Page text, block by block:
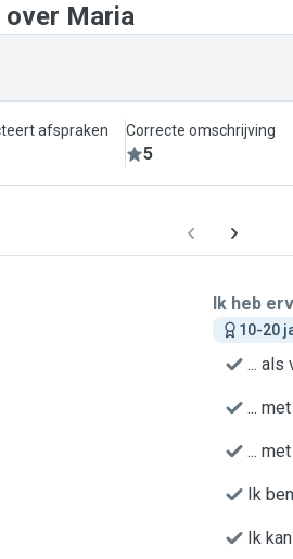
over Maria
afspraken Correcte omschrijving
5
Ik heb
10-20
... als
...
...
Ik
Ik